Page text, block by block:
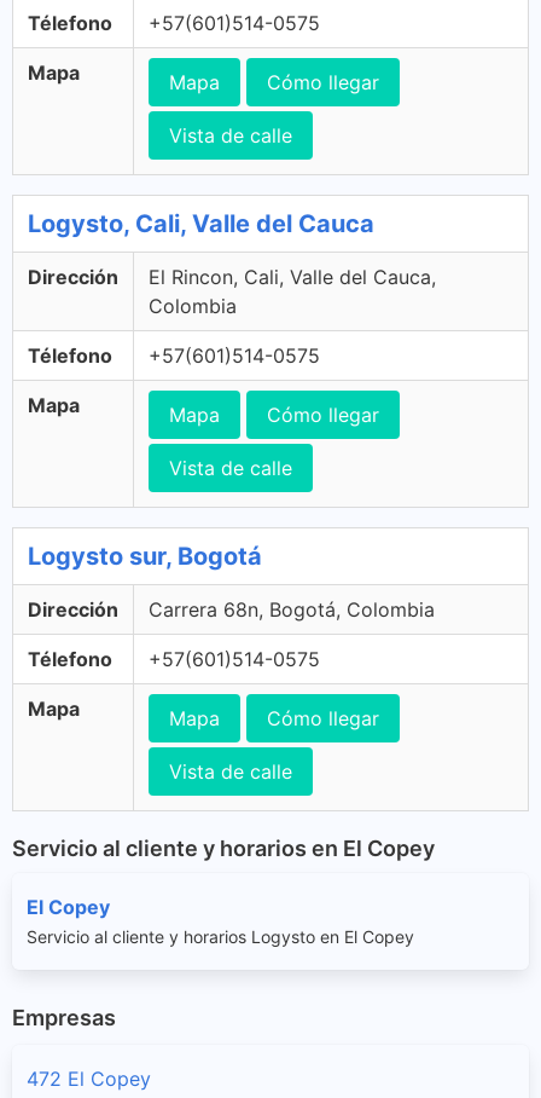
Télefono +57(601)514-0575
Mapa Mapa Cómo llegar
Vista de calle
Logysto, Cali, Valle del Cauca
Dirección
El Rincon, Cali, Valle del Cauca,
Colombia
Télefono +57(601)514-0575
Mapa Mapa Cómo llegar
Vista de calle
Logysto sur, Bogotá
Dirección Carrera 68n, Bogotá, Colombia
Télefono +57(601)514-0575
Mapa Mapa Cómo llegar
Vista de calle
Servicio al cliente y horarios en El Copey
El Copey
Servicio al cliente y horarios Logysto en El Copey
Empresas
472 El Copey